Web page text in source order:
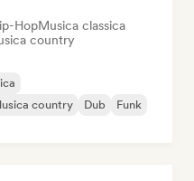
HopMusica classica
country
country Dub
Funk